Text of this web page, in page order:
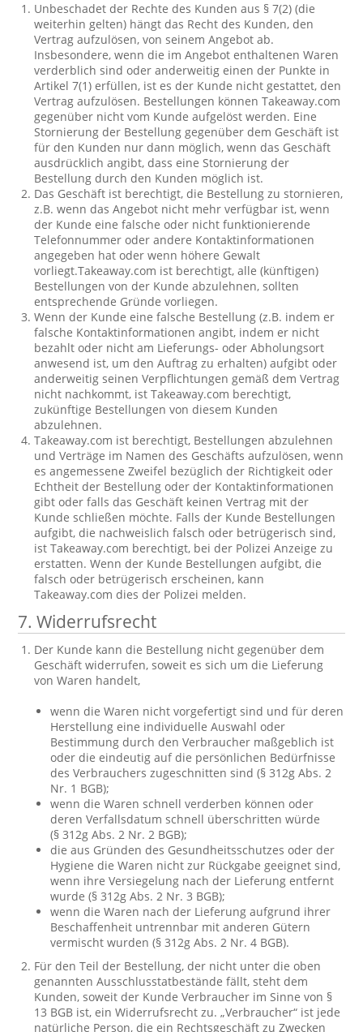
Unbeschadet der Rechte des Kunden aus § 7(2) (die
weiterhin gelten) hängt das Recht des Kunden, den
Vertrag aufzulösen, von seinem Angebot ab.
Insbesondere, wenn die im Angebot enthaltenen Waren
verderblich sind oder anderweitig einen der Punkte in
Artikel 7(1) erfüllen, ist es der Kunde nicht gestattet, den
Vertrag aufzulösen. Bestellungen können Takeaway.com
gegenüber nicht vom Kunde aufgelöst werden. Eine
Stornierung der Bestellung gegenüber dem Geschäft ist
für den Kunden nur dann möglich, wenn das Geschäft
ausdrücklich angibt, dass eine Stornierung der
Bestellung durch den Kunden möglich ist.
Das Geschäft ist berechtigt, die Bestellung zu stornieren,
z.B. wenn das Angebot nicht mehr verfügbar ist, wenn
der Kunde eine falsche oder nicht funktionierende
Telefonnummer oder andere Kontaktinformationen
angegeben hat oder wenn höhere Gewalt
vorliegt.Takeaway.com ist berechtigt, alle (künftigen)
Bestellungen von der Kunde abzulehnen, sollten
entsprechende Gründe vorliegen.
Wenn der Kunde eine falsche Bestellung (z.B. indem er
falsche Kontaktinformationen angibt, indem er nicht
bezahlt oder nicht am Lieferungs- oder Abholungsort
anwesend ist, um den Auftrag zu erhalten) aufgibt oder
anderweitig seinen Verpflichtungen gemäß dem Vertrag
nicht nachkommt, ist Takeaway.com berechtigt,
zukünftige Bestellungen von diesem Kunden
abzulehnen.
Takeaway.com ist berechtigt, Bestellungen abzulehnen
und Verträge im Namen des Geschäfts aufzulösen, wenn
es angemessene Zweifel bezüglich der Richtigkeit oder
Echtheit der Bestellung oder der Kontaktinformationen
gibt oder falls das Geschäft keinen Vertrag mit der
Kunde schließen möchte. Falls der Kunde Bestellungen
aufgibt, die nachweislich falsch oder betrügerisch sind,
ist Takeaway.com berechtigt, bei der Polizei Anzeige zu
erstatten. Wenn der Kunde Bestellungen aufgibt, die
falsch oder betrügerisch erscheinen, kann
Takeaway.com dies der Polizei melden.
7. Widerrufsrecht
Der Kunde kann die Bestellung nicht gegenüber dem
Geschäft widerrufen, soweit es sich um die Lieferung
von Waren handelt,
wenn die Waren nicht vorgefertigt sind und für deren
Herstellung eine individuelle Auswahl oder
Bestimmung durch den Verbraucher maßgeblich ist
oder die eindeutig auf die persönlichen Bedürfnisse
des Verbrauchers zugeschnitten sind (§ 312g Abs. 2
Nr. 1 BGB);
wenn die Waren schnell verderben können oder
deren Verfallsdatum schnell überschritten würde
(§ 312g Abs. 2 Nr. 2 BGB);
die aus Gründen des Gesundheitsschutzes oder der
Hygiene die Waren nicht zur Rückgabe geeignet sind,
wenn ihre Versiegelung nach der Lieferung entfernt
wurde (§ 312g Abs. 2 Nr. 3 BGB);
wenn die Waren nach der Lieferung aufgrund ihrer
Beschaffenheit untrennbar mit anderen Gütern
vermischt wurden (§ 312g Abs. 2 Nr. 4 BGB).
Für den Teil der Bestellung, der nicht unter die oben
genannten Ausschlusstatbestände fällt, steht dem
Kunden, soweit der Kunde Verbraucher im Sinne von §
13 BGB ist, ein Widerrufsrecht zu. „Verbraucher“ ist jede
natürliche Person, die ein Rechtsgeschäft zu Zwecken